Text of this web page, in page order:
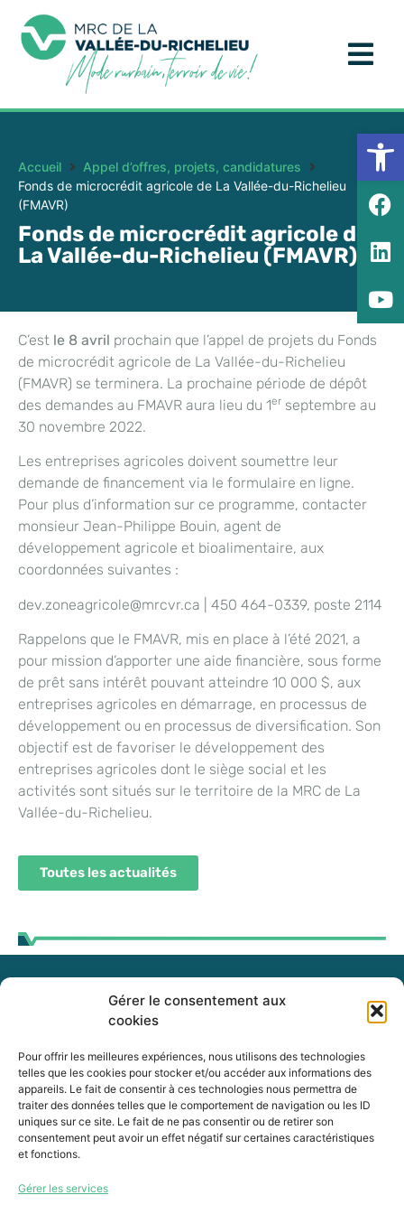
Gérer le consentement aux
cookies
Pour offrir les meilleures expériences, nous utilisons des technologies
telles que les cookies pour stocker et/ou accéder aux informations des
appareils. Le fait de consentir à ces technologies nous permettra de
traiter des données telles que le comportement de navigation ou les ID
uniques sur ce site. Le fait de ne pas consentir ou de retirer son
consentement peut avoir un effet négatif sur certaines caractéristiques
et fonctions.
Gérer les services
Accueil
Appel d’offres, projets, candidatures
Fonds de microcrédit agricole de La Vallée-du-Richelieu
(FMAVR)
Fonds de microcrédit agricole de
La Vallée-du-Richelieu (FMAVR)
C’est le 8 avril prochain que l’appel de projets du Fonds
de microcrédit agricole de La Vallée-du-Richelieu
(FMAVR) se terminera. La prochaine période de dépôt
des demandes au FMAVR aura lieu du 1er septembre au
30 novembre 2022.
Les entreprises agricoles doivent soumettre leur
demande de financement via le formulaire en ligne.
Pour plus d’information sur ce programme, contacter
monsieur Jean-Philippe Bouin, agent de
développement agricole et bioalimentaire, aux
coordonnées suivantes :
dev.zoneagricole@mrcvr.ca | 450 464-0339, poste 2114
Rappelons que le FMAVR, mis en place à l’été 2021, a
pour mission d’apporter une aide financière, sous forme
de prêt sans intérêt pouvant atteindre 10 000 $, aux
entreprises agricoles en démarrage, en processus de
développement ou en processus de diversification. Son
objectif est de favoriser le développement des
entreprises agricoles dont le siège social et les
activités sont situés sur le territoire de la MRC de La
Vallée-du-Richelieu.
Toutes les actualités
255, boul. Laurier, bureau 100
McMasterville (Québec)
J3G 0B7
Intranet